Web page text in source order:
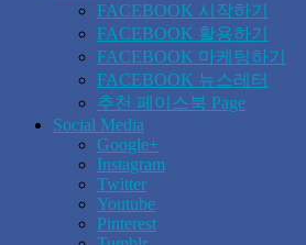
FACEBOOK 시작하기
FACEBOOK 활용하기
FACEBOOK 마케팅하기
FACEBOOK 뉴스레터
추천 페이스북 Page
Social Media
Google+
Instagram
Twitter
Youtube
Pinterest